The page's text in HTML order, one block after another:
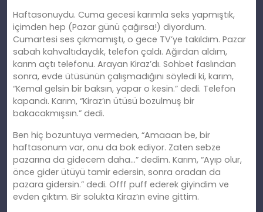
Haftasonuydu. Cuma gecesi karımla seks yapmıştık,
içimden hep (Pazar günü çağırsa!) diyordum.
Cumartesi ses çıkmamıştı, o gece TV’ye takıldım. Pazar
sabah kahvaltıdaydık, telefon çaldı. Ağırdan aldım,
karım açtı telefonu. Arayan Kiraz’dı. Sohbet faslından
sonra, evde ütüsünün çalışmadığını söyledi ki, karım,
“Kemal gelsin bir baksın, yapar o kesin.” dedi. Telefon
kapandı. Karım, “Kiraz’ın ütüsü bozulmuş bir
bakacakmışsın.” dedi.
Ben hiç bozuntuya vermeden, “Amaaan be, bir
haftasonum var, onu da bok ediyor. Zaten sebze
pazarına da gidecem daha…” dedim. Karım, “Ayıp olur,
önce gider ütüyü tamir edersin, sonra oradan da
pazara gidersin.” dedi. Offf puff ederek giyindim ve
evden çıktım. Bir solukta Kiraz’ın evine gittim.